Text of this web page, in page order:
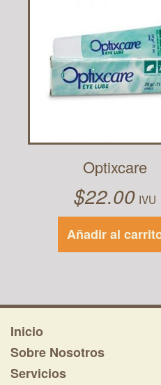
Optixcare
$22.00 IVU
Añadir al
Inicio
Sobre Nosotros
Servicios